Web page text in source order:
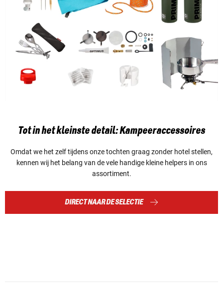
Tot in het kleinste detail: Kampeeraccessoires
Omdat we het zelf tijdens onze tochten graag zonder hotel stellen,
kennen wij het belang van de vele handige kleine helpers in ons
assortiment.
DIRECT NAAR DE SELECTIE